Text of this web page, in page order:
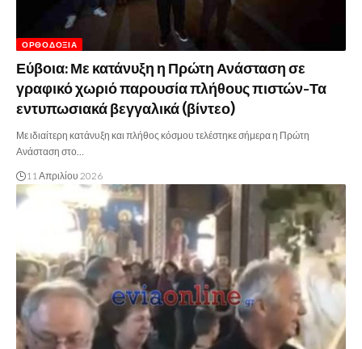
ΟΡΘΟΔΟΞΊΑ
Εύβοια: Με κατάνυξη η Πρώτη Ανάσταση σε
γραφικό χωριό παρουσία πλήθους πιστών-Τα
εντυπωσιακά βεγγαλικά (βίντεο)
Με ιδιαίτερη κατάνυξη και πλήθος κόσμου τελέστηκε σήμερα η Πρώτη
Ανάσταση στο…
11 Απριλίου 2026